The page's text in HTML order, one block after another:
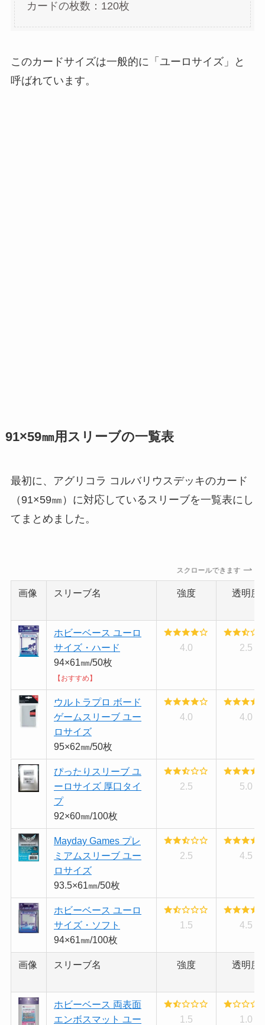
カードの枚数：120枚
このカードサイズは一般的に「ユーロサイズ」と
呼ばれています。
91×59㎜用スリーブの一覧表
最初に、アグリコラ コルバリウスデッキのカード
（91×59㎜）に対応しているスリーブを一覧表にし
てまとめました。
スクロールできます
画像 スリーブ名 強度 透明度
ホビーベース ユーロ
サイズ・ハード
94×61㎜/50枚
【おすすめ】
4.0 2.5
ウルトラプロ ボード
ゲームスリーブ ユー
ロサイズ
95×62㎜/50枚
4.0 4.0
ぴったりスリーブ ユ
ーロサイズ 厚口タイ
プ
92×60㎜/100枚
2.5 5.0
Mayday Games プレ
ミアムスリーブ ユー
ロサイズ
93.5×61㎜/50枚
2.5 4.5
ホビーベース ユーロ
サイズ・ソフト
94×61㎜/100枚
1.5 4.5
画像 スリーブ名 強度 透明度
ホビーベース 両表面
エンボスマット ユー
1.5 1.0